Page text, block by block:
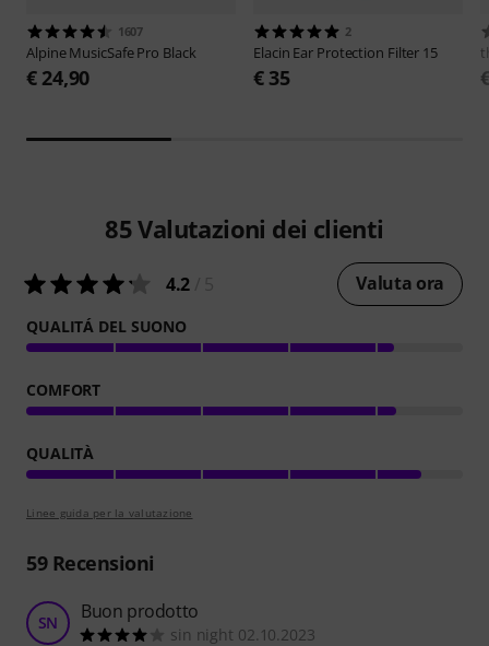
1607
AlpineMusicSafe Pro Black
€ 24,90
2
Elacin Ear Protection Filter 15
€ 35
85Valutazioni dei clienti
4.2 Valuta ora
QUALITÁ DEL SUONO
COMFORT
QUALITÀ
Linee guida per la valutazione
59Recensioni
SN Buon prodotto
sin night 02.10.2023